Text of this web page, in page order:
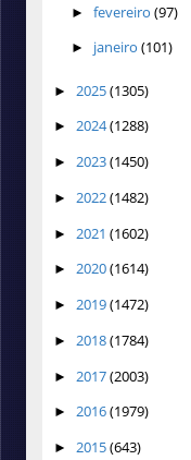
► fevereiro (97)
► janeiro (101)
► 2025(1305)
► 2024(1288)
► 2023(1450)
► 2022(1482)
► 2021 (1602)
► 2020(1614)
► 2019(1472)
► 2018(1784)
► 2017(2003)
► 2016(1979)
► 2015(643)